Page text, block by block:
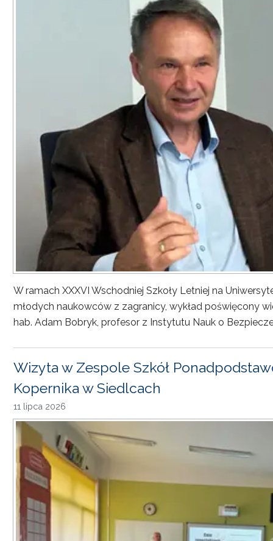
W ramach XXXVI Wschodniej Szkoły Letniej na
młodych naukowców z zagranicy, wykład poświęcony
hab. Adam Bobryk, profesor z Instytutu Nauk o
Wizyta w Zespole Szkół
Kopernika w Siedlcach
11 lipca 2026